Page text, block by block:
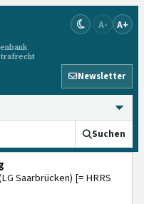
A- A+
Newsletter
Suchen
Saarbrücken) [= HRRS